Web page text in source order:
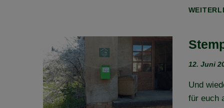
12. Juni
Und
für euch